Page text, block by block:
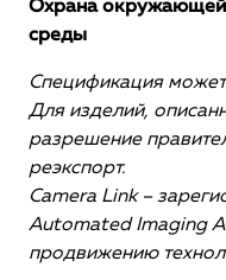
Охрана окружающей
среды
Спецификация
Для изделий,
разрешение
реэкспорт.
Camera Link –
Automated Imaging
продвижению